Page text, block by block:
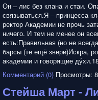
Он – лис без клана и стаи.
связываться.Я – принцесса
ректор Академии не прочь
ничего. И тем не менее он
есть:Правильная (но не
барсы (те ещё звери)Искра,
академии и говорящие
Комментарий (0) Просмотры: 8
Стейша Март -